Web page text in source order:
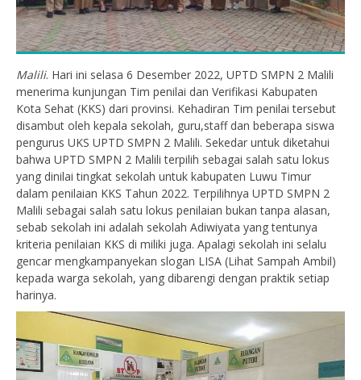
Malili. Hari ini selasa 6 Desember 2022, UPTD SMPN 2 Malili
menerima kunjungan Tim penilai dan Verifikasi Kabupaten
Kota Sehat (KKS) dari provinsi. Kehadiran Tim penilai tersebut
disambut oleh kepala sekolah, guru,staff dan beberapa siswa
pengurus UKS UPTD SMPN 2 Malili. Sekedar untuk diketahui
bahwa UPTD SMPN 2 Malili terpilih sebagai salah satu lokus
yang dinilai tingkat sekolah untuk kabupaten Luwu Timur
dalam penilaian KKS Tahun 2022. Terpilihnya UPTD SMPN 2
Malili sebagai salah satu lokus penilaian bukan tanpa alasan,
sebab sekolah ini adalah sekolah Adiwiyata yang tentunya
kriteria penilaian KKS di miliki juga. Apalagi sekolah ini selalu
gencar mengkampanyekan slogan LISA (Lihat Sampah Ambil)
kepada warga sekolah, yang dibarengi dengan praktik setiap
harinya.